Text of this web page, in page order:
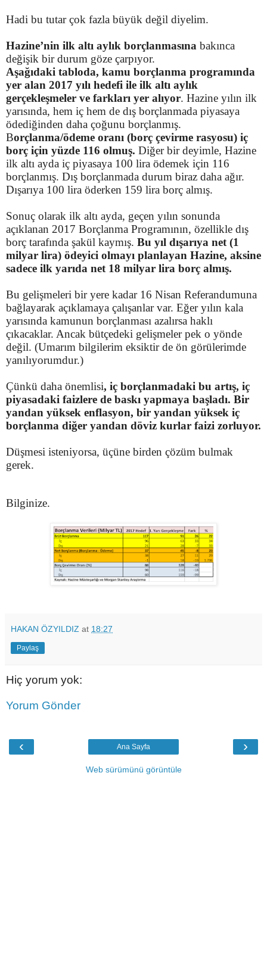
Hadi bu tutar çok fazla büyük değil diyelim.
Hazine’nin ilk altı aylık borçlanmasına bakınca
değişik bir durum göze çarpıyor.
Aşağıdaki tabloda, kamu borçlanma programında
yer alan 2017 yılı hedefi ile ilk altı aylık
gerçekleşmeler ve farkları yer alıyor. Hazine yılın ilk
yarısında, hem iç hem de dış borçlanmada piyasaya
ödediğinden daha çoğunu borçlanmış.
Borçlanma/ödeme oranı (borç çevirme rasyosu) iç
borç için yüzde 116 olmuş. Diğer bir deyimle, Hazine
ilk altı ayda iç piyasaya 100 lira ödemek için 116
borçlanmış. Dış borçlanmada durum biraz daha ağır.
Dışarıya 100 lira öderken 159 lira borç almış.
Sonuç olarak ilk altı ayda, geçen yılın sonunda
açıklanan 2017 Borçlanma Programının, özellikle dış
borç tarafında şakül kaymış. Bu yıl dışarıya net (1
milyar lira) ödeyici olmayı planlayan Hazine, aksine
sadece ilk yarıda net 18 milyar lira borç almış.
Bu gelişmeleri bir yere kadar 16 Nisan Referandumuna
bağlayarak açıklamaya çalışanlar var. Eğer yılın kala
yarısında kamunun borçlanması azalırsa haklı
çıkacaklar. Ancak bütçedeki gelişmeler pek o yönde
değil. (Umarım bilgilerim eksiktir de ön görülerimde
yanılıyorumdur.)
Çünkü daha önemlisi, iç borçlanmadaki bu artış, iç
piyasadaki faizlere de baskı yapmaya başladı. Bir
yandan yüksek enflasyon, bir yandan yüksek iç
borçlanma diğer yandan döviz kurlar faizi zorluyor.
Düşmesi isteniyorsa, üçüne birden çözüm bulmak
gerek.
Bilginize.
HAKAN ÖZYILDIZ at 18:27
Paylaş
Hiç yorum yok:
Yorum Gönder
‹ ›
Ana Sayfa
Web sürümünü görüntüle